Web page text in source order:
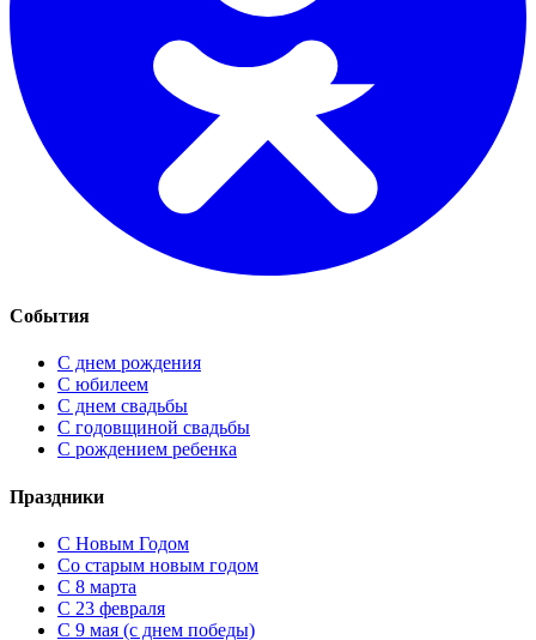
События
С днем рождения
С юбилеем
С днем свадьбы
С годовщиной свадьбы
С рождением ребенка
Праздники
C Новым Годом
Cо старым новым годом
С 8 марта
С 23 февраля
С 9 мая (с днем победы)